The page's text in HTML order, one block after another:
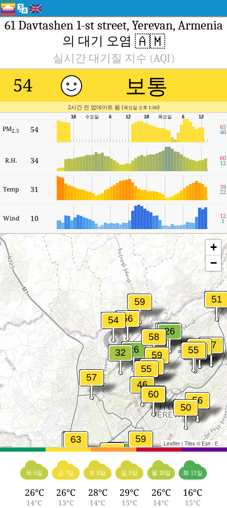
61 Davtashen 1-st street, Yerevan, Armenia
의 대기 오염 🇦🇲
실시간 대기질 지수 (AQI)
54 보통
2시간 전 업데이트 됨 (목요일 오후 1:00)
PM2.5 54
12
6
목요일
18
12
6
수요일
18
65
40
R.H. 34 60
12
Temp 31 39
22
Wind 10 12
1
+
−
Leaflet | Tiles © Esri - Esri, DeLorme, NAVTEQ, TomTom, Intermap, iPC, USGS, FAO, NPS, NRCAN, GeoBase, Kadaster NL, Ordnance Survey, Esri Japan, METI, Esri China (Hong Kong), and the GIS User Community
목 6일
26°C
14°C
금 7일
26°C
13°C
토 8일
28°C
14°C
일 9일
29°C
15°C
월 10일
26°C
14°C
화 11일
16°C
15°C